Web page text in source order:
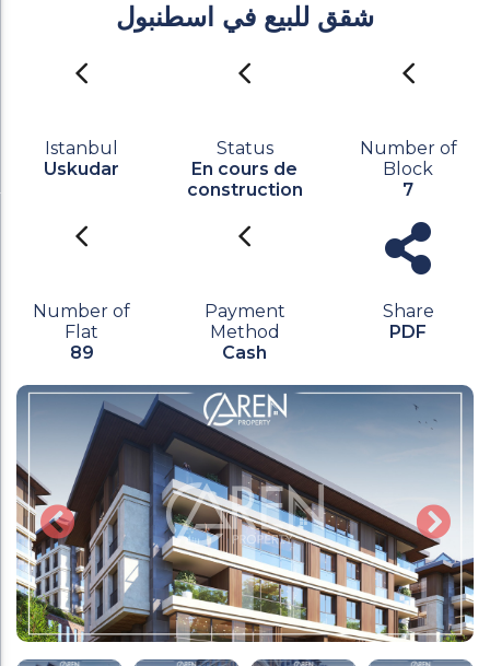
شقق للبيع في اسطنبول
Istanbul
Uskudar
Status
En cours de
construction
Number of
Block
7
Number of
Flat
89
Payment
Method
Cash
Share
PDF